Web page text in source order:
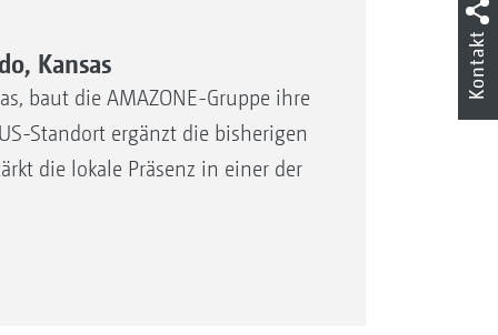
Kansas
baut die AMAZONE-Gruppe ihre
Standort ergänzt die bisherigen
die lokale Präsenz in einer der
Kontakt